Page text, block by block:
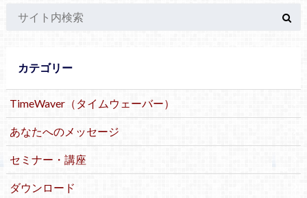
カテゴリー
TimeWaver（タイムウェーバー）
あなたへのメッセージ
セミナー・講座
ダウンロード